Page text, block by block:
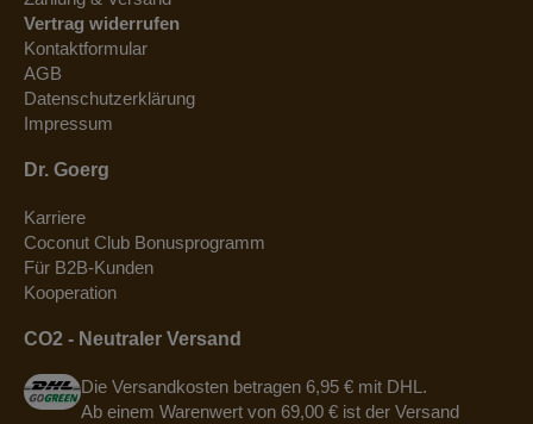
Vertrag widerrufen
Kontaktformular
AGB
Datenschutzerklärung
Impressum
Dr. Goerg
Karriere
Coconut Club Bonusprogramm
Für B2B-Kunden
Kooperation
CO2 - Neutraler Versand
Die Versandkosten betragen 6,95 € mit DHL.
Ab einem Warenwert von 69,00 € ist der Versand